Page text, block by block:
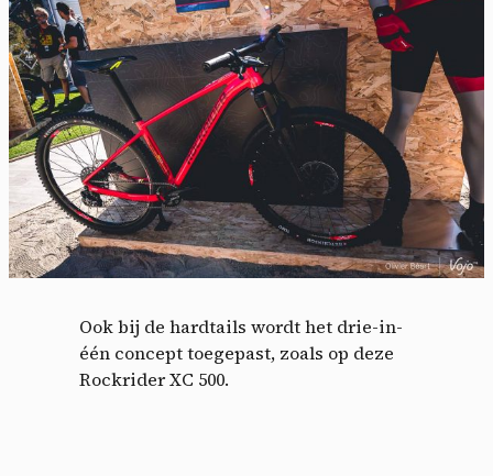
Ook bij de hardtails wordt het drie-in-
één concept toegepast, zoals op deze
Rockrider XC 500.
Cookies management
panel
By allowing these third party services, you accept their
cookies and the use of tracking technologies necessary for